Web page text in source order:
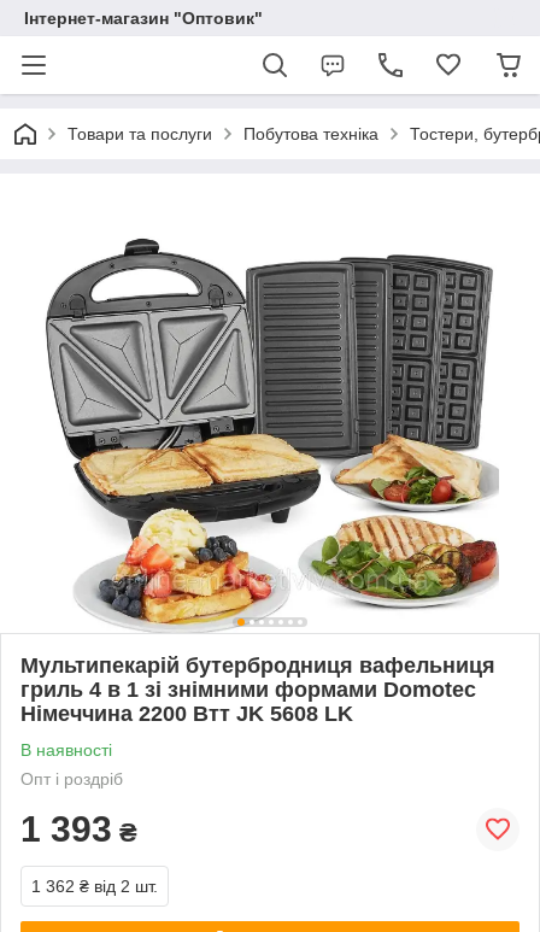
Інтернет-магазин "Оптовик"
Товари та послуги Побутова техніка Тостери,
Мультипекарій бутербродниця вафельниця
гриль 4 в 1 зі знімними формами Domotec
Німеччина 2200 Втт JK 5608 LK
В наявності
Опт і роздріб
1 393 ₴
1 362 ₴ від 2 шт.